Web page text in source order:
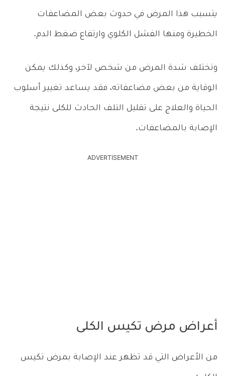
يتسبب هذا المرض في حدوث بعض المضاعفات
الخطيرة ومنها الفشل الكلوي وارتفاع ضغط الدم.
وتختلف شدة المرض من شخص لآخر، وكذلك يمكن
الوقاية من بعض مضاعفاته، فقد يساعد تغيير أسلوب
الحياة والعلاج على تقليل التلف الحادث للكلى نتيجة
الإصابة بالمضاعفات.
ADVERTISEMENT
أعراض مرض تكيس الكلى
من الأعراض التي قد تظهر عند الإصابة بمرض تكيس